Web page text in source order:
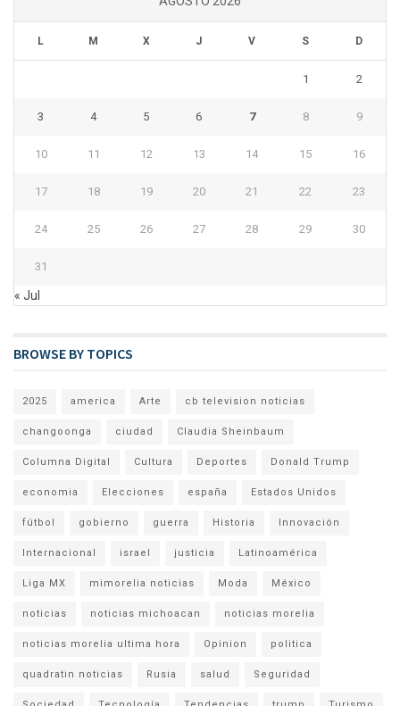
L M X J V S D
1 2
3 4 5 6 7 8 9
10 11 12 13 14 15 16
17 18 19 20 21 22 23
24 25 26 27 28 29 30
31
« Jul
BROWSE BY TOPICS
2025 america Arte cb television noticias
changoonga ciudad Claudia Sheinbaum
Columna Digital Cultura Deportes Donald Trump
economia Elecciones españa Estados Unidos
fútbol gobierno guerra Historia Innovación
Internacional israel justicia Latinoamérica
Liga MX mimorelia noticias Moda México
noticias noticias michoacan noticias morelia
noticias morelia ultima hora Opinion politica
quadratin noticias Rusia salud Seguridad